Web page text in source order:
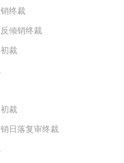
终裁
倾销终裁
裁
裁
日落复审终裁